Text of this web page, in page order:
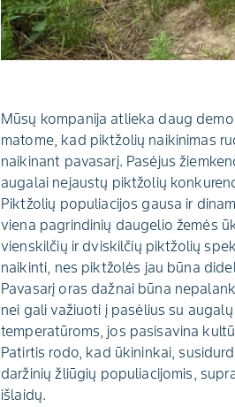
Mūsų kompanija atlieka daug
matome, kad piktžolių naikinimas
naikinant pavasarį. Pasėjus
augalai nejaustų piktžolių
Piktžolių populiacijos gausa ir
viena pagrindinių daugelio žemės
vienskilčių ir dviskilčių piktžolių
naikinti, nes piktžolės jau būna
Pavasarį oras dažnai būna
nei gali važiuoti į pasėlius su
temperatūroms, jos pasisavina
Patirtis rodo, kad ūkininkai,
daržinių žliūgių populiacijomis,
išlaidų.